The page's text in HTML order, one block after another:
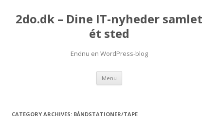
2do.dk – Dine IT-nyheder samlet
ét sted
Endnu en WordPress-blog
Menu Skip
content
CATEGORY ARCHIVES: BÅNDSTATIONER/TAPE